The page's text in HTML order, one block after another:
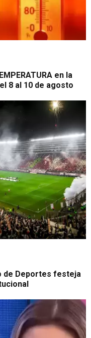
en la
8 al 10 de agosto
de Deportes festeja